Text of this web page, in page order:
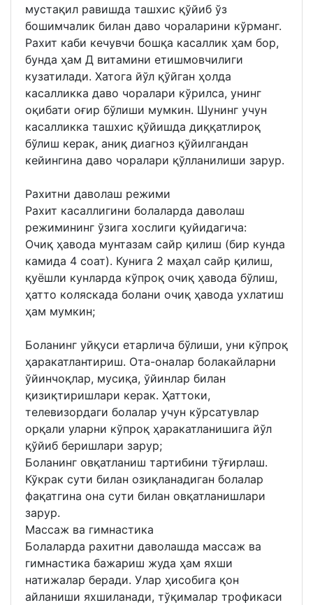
мустақил равишда ташхис қўйиб ўз
бошимчалик билан даво чораларини кўрманг.
Рахит каби кечувчи бошқа касаллик ҳам бор,
бунда ҳам Д витамини етишмовчилиги
кузатилади. Хатога йўл қўйган ҳолда
касалликка даво чоралари кўрилса, унинг
оқибати оғир бўлиши мумкин. Шунинг учун
касалликка ташхис қўйишда диққатлироқ
бўлиш керак, аниқ диагноз қўйилгандан
кейингина даво чоралари қўлланилиши зарур.
Рахитни даволаш режими
Рахит касаллигини болаларда даволаш
режимининг ўзига хослиги қуйидагича:
Очиқ ҳавода мунтазам сайр қилиш (бир кунда
камида 4 соат). Кунига 2 маҳал сайр қилиш,
қуёшли кунларда кўпроқ очиқ ҳавода бўлиш,
ҳатто коляскада болани очиқ ҳавода ухлатиш
ҳам мумкин;
Боланинг уйқуси етарлича бўлиши, уни кўпроқ
ҳаракатлантириш. Ота-оналар болакайларни
ўйинчоқлар, мусиқа, ўйинлар билан
қизиқтиришлари керак. Ҳаттоки,
телевизордаги болалар учун кўрсатувлар
орқали уларни кўпроқ ҳаракатланишига йўл
қўйиб беришлари зарур;
Боланинг овқатланиш тартибини тўғирлаш.
Кўкрак сути билан озиқланадиган болалар
фақатгина она сути билан овқатланишлари
зарур.
Массаж ва гимнастика
Болаларда рахитни даволашда массаж ва
гимнастика бажариш жуда ҳам яхши
натижалар беради. Улар ҳисобига қон
айланиши яхшиланади, тўқималар трофикаси